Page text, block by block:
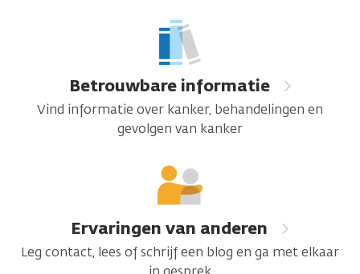
Betrouwbare informatie
Vind informatie over kanker, behandelingen en
gevolgen van kanker
Ervaringen van anderen
Leg contact, lees of schrijf een blog en ga met elkaar